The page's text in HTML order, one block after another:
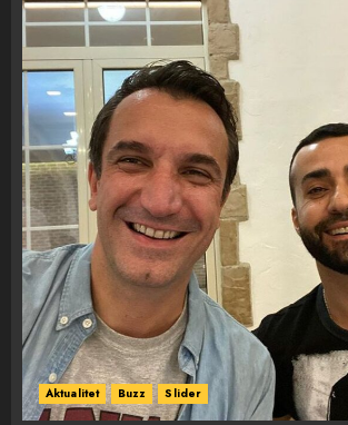
Aktualitet Buzz Slider